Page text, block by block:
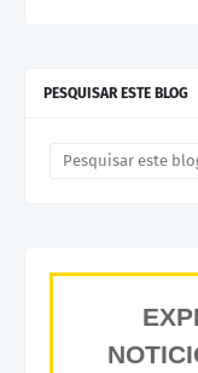
PESQUISAR ESTE BLOG